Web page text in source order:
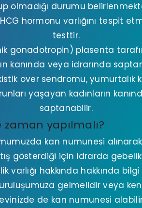
olmadığı durumu
HCG hormonu varlığını tespit
testtir.
gonadotropin) plasenta
kanında veya idrarında
over sendromu, yumurtalık
yaşayan kadınların
saptanabilir.
yapılmalı?
kan numunesi
gösterdiği için idrarda
varlığı hakkında hakkında
gelmelidir veya
de kan numunesi